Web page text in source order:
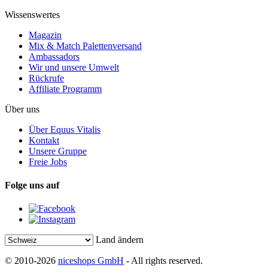
Wissenswertes
Magazin
Mix & Match Palettenversand
Ambassadors
Wir und unsere Umwelt
Rückrufe
Affiliate Programm
Über uns
Über Equus Vitalis
Kontakt
Unsere Gruppe
Freie Jobs
Folge uns auf
Land ändern
© 2010-2026 niceshops GmbH - All rights reserved.